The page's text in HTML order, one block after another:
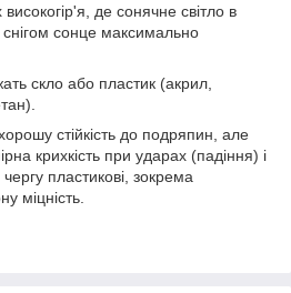
високогір'я, де сонячне світло в
сонце максимально
скло або пластик (акрил,
стійкість до подряпин, але
крихкість при ударах (падіння) і
пластикові, зокрема
міцність.